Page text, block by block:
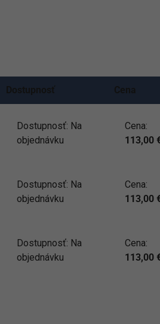
Dostupnosť Cena
Dostupnosť: Na
objednávku
Cena:
113,00
Dostupnosť: Na
objednávku
Cena:
113,00
Dostupnosť: Na
objednávku
Cena:
113,00